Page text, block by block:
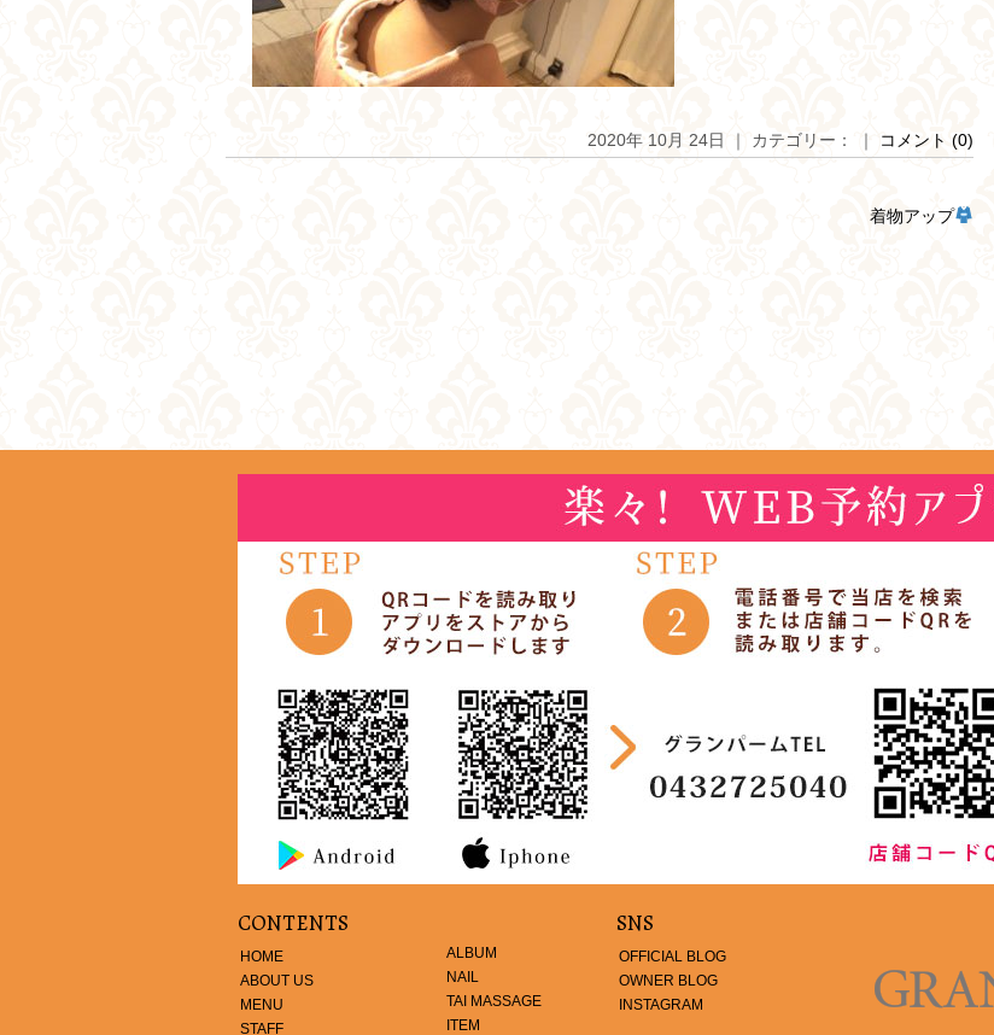
2020年 10月 24日 ｜ カテゴリー： ｜ コメント (0)
着物アップ
CONTENTS
HOME
ABOUT US
MENU
STAFF
ALBUM
NAIL
TAI MASSAGE
ITEM
SNS
OFFICIAL BLOG
OWNER BLOG
INSTAGRAM